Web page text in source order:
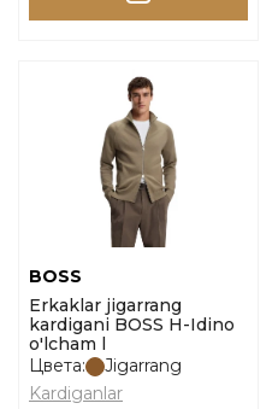
BOSS
Erkaklar jigarrang
kardigani BOSS H-Idino
o'lcham l
Цвета:
Jigarrang
Kardiganlar